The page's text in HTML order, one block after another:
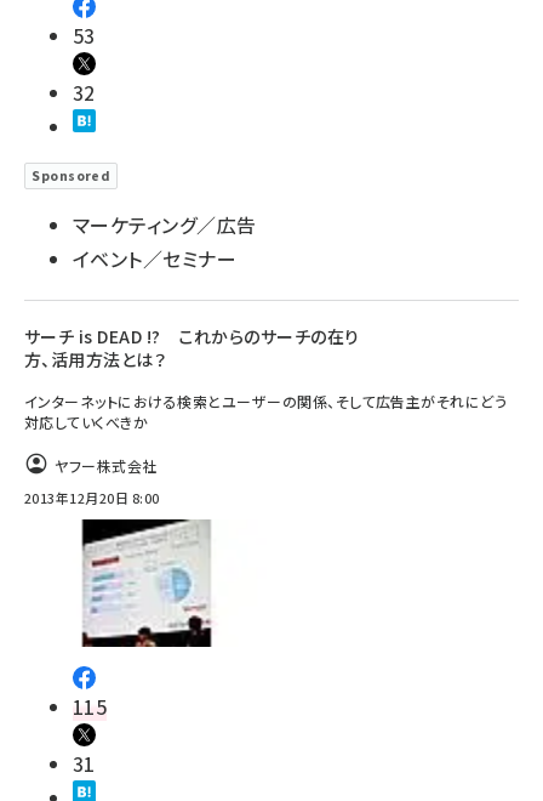
53
32
Sponsored
マーケティング／広告
イベント／セミナー
サーチ is DEAD !? これからのサーチの在り
方、活用方法とは？
インターネットにおける検索とユーザーの関係、そして広告主がそれにどう
対応していくべきか
ヤフー株式会社
2013年12月20日 8:00
115
31